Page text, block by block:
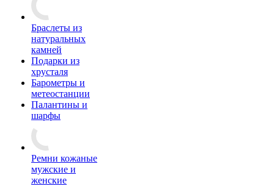
Браслеты из
натуральных
камней
Подарки из
хрусталя
Барометры и
метеостанции
Палантины и
шарфы
Ремни кожаные
мужские и
женские